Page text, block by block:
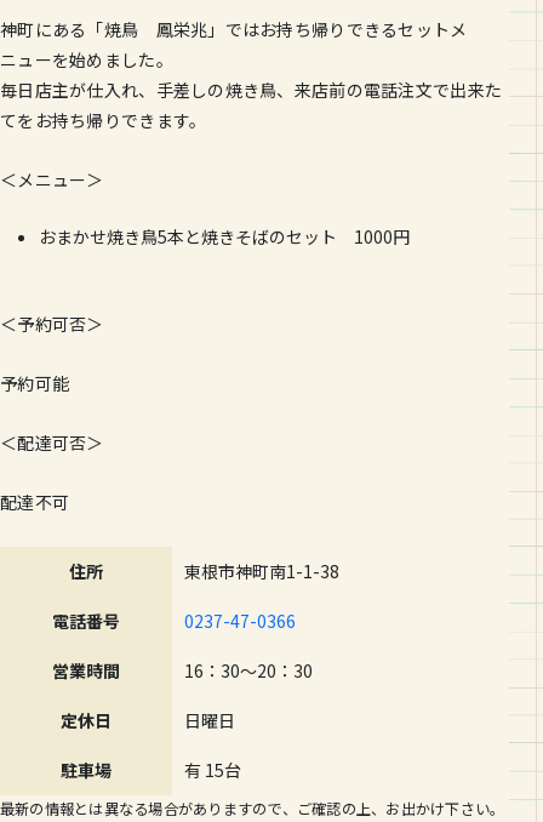
神町にある「焼鳥 鳳栄兆」ではお持ち帰りできるセットメ
ニューを始めました。
毎日店主が仕入れ、手差しの焼き鳥、 来店前の電話注文で出来た
てをお持ち帰りできます。
＜メニュー＞
おまかせ焼き鳥5本と焼きそばのセット 1000円
＜予約可否＞
予約可能
＜配達可否＞
配達不可
住所 東根市神町南1-1-38
電話番号 0237-47-0366
営業時間 16：30～20：30
定休日 日曜日
駐車場 有 15台
最新の情報とは異なる場合がありますので、ご確認の上、お出かけ下さい。